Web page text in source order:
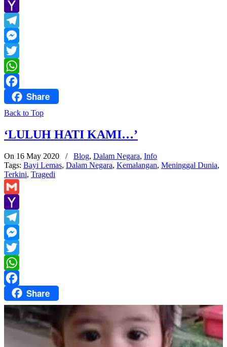
Gmail
Yahoo
Mail
Telegram
Messenger
Twitter
WhatsApp
FacebookShare
Back to Top
‘LULUH HATI KAMI…’
On 16 May 2020 / Blog, Dalam Negara, Info
Tags: Bayi Lemas, Dalam Negara, Kemalangan, Meninggal Dunia,
Terkini, Tragedi
Gmail
Yahoo
Mail
Telegram
Messenger
Twitter
WhatsApp
FacebookShare